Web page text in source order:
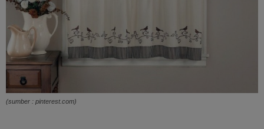
(sumber : pinterest.com)